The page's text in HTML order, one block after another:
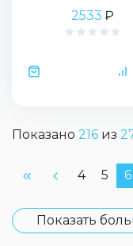
2533 ₽
Показано 216 из
4 5 6
Показать